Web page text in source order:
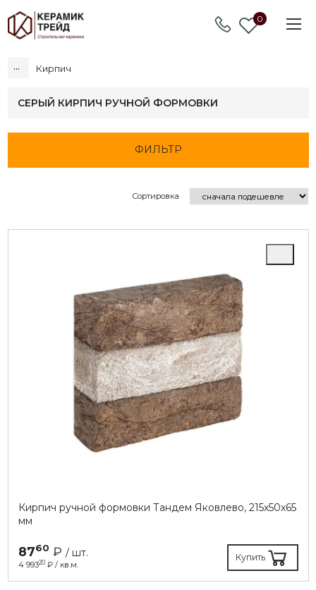
0
... Кирпич
СЕРЫЙ КИРПИЧ РУЧНОЙ ФОРМОВКИ
ФИЛЬТР
Сортировка
Кирпич ручной формовки Тандем Яковлево, 215х50х65
мм
8760 ₽ / шт.
4 99320₽ / кв.м.
Купить